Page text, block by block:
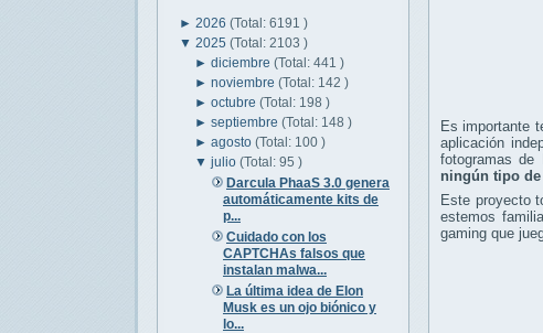
► 2026 (Total: 6191 )
▼ 2025 (Total: 2103 )
►diciembre(Total: 441 )
►noviembre(Total: 142 )
►octubre(Total: 198 )
►septiembre(Total: 148 )
►agosto(Total: 100 )
▼julio(Total: 95 )
Darcula PhaaS 3.0 genera
automáticamente kits de
p...
Cuidado con los
CAPTCHAs falsos que
instalan malwa...
La última idea de Elon
Musk es un ojo biónico y
lo...
Es importante
aplicación
fotogramas de
ningún tipo
Este proyecto
estemos
gaming que